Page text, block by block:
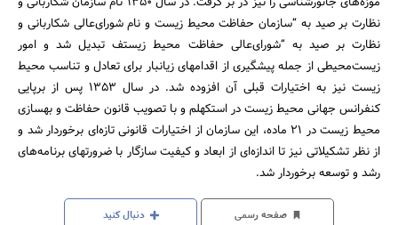
نظارت بر صید به “سازمان حفاظت محیط زیست و نام شورای‌عالی شکاربانی و
نظارت بر صید به “شورای‌عالی حفاظت محیط زیستف تبدیل شد و امور
زیست‌محیطی از جمله پیشگیری از اقدامهای زیانبار برای تعادل و تناسب محیط
زیست نیز به اختیارات قبلی آن افزوده شد. در سال 1353 پس از برپایی
کنفرانس جهانی محیط زیست در استکهلم و با تصویب قانون حفاظت و بهسازی
محیط زیست در 21 ماده، این سازمان از اختیارات قانونی تازه‌ای برخوردار شد و
از نظر تشکیلاتی نیز تا اندازه‌ای از ابعاد و کیفیت سازگار با ضرورتهای برنامه‌های
رشد و توسعه برخوردار شد.
صفحه رسمی دنبال کنید